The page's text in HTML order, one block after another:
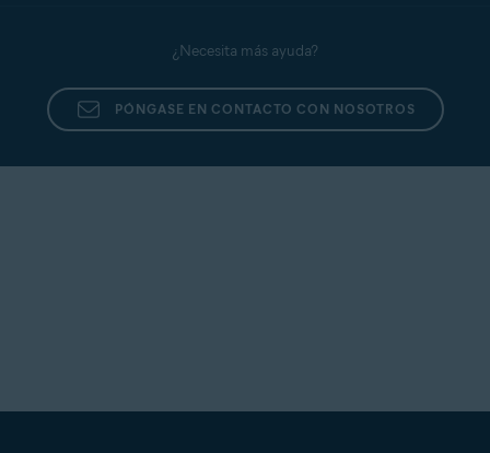
¿Necesita más ayuda?
PÓNGASE EN CONTACTO CON NOSOTROS